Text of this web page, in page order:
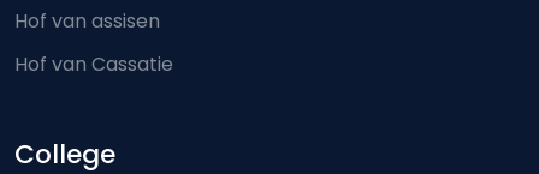
Hof van assisen
Hof van Cassatie
College